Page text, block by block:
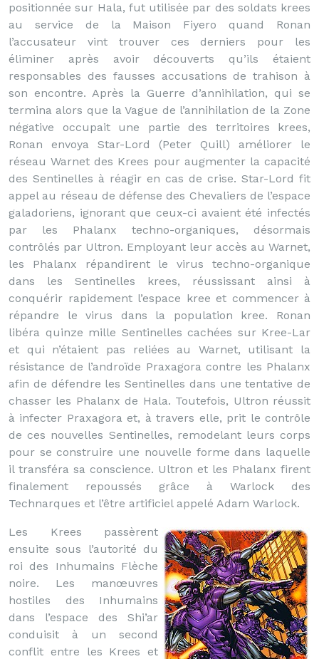
positionnée sur Hala, fut utilisée par des soldats krees
au service de la Maison Fiyero quand Ronan
l’accusateur vint trouver ces derniers pour les
éliminer après avoir découverts qu’ils étaient
responsables des fausses accusations de trahison à
son encontre. Après la Guerre d’annihilation, qui se
termina alors que la Vague de l’annihilation de la Zone
négative occupait une partie des territoires krees,
Ronan envoya Star-Lord (Peter Quill) améliorer le
réseau Warnet des Krees pour augmenter la capacité
des Sentinelles à réagir en cas de crise. Star-Lord fit
appel au réseau de défense des Chevaliers de l’espace
galadoriens, ignorant que ceux-ci avaient été infectés
par les Phalanx techno-organiques, désormais
contrôlés par Ultron. Employant leur accès au Warnet,
les Phalanx répandirent le virus techno-organique
dans les Sentinelles krees, réussissant ainsi à
conquérir rapidement l’espace kree et commencer à
répandre le virus dans la population kree. Ronan
libéra quinze mille Sentinelles cachées sur Kree-Lar
et qui n’étaient pas reliées au Warnet, utilisant la
résistance de l’androïde Praxagora contre les Phalanx
afin de défendre les Sentinelles dans une tentative de
chasser les Phalanx de Hala. Toutefois, Ultron réussit
à infecter Praxagora et, à travers elle, prit le contrôle
de ces nouvelles Sentinelles, remodelant leurs corps
pour se construire une nouvelle forme dans laquelle
il transféra sa conscience. Ultron et les Phalanx firent
finalement repoussés grâce à Warlock des
Technarques et l’être artificiel appelé Adam Warlock.
Les Krees passèrent
ensuite sous l’autorité du
roi des Inhumains Flèche
noire. Les manœuvres
hostiles des Inhumains
dans l’espace des Shi’ar
conduisit à un second
conflit entre les Krees et